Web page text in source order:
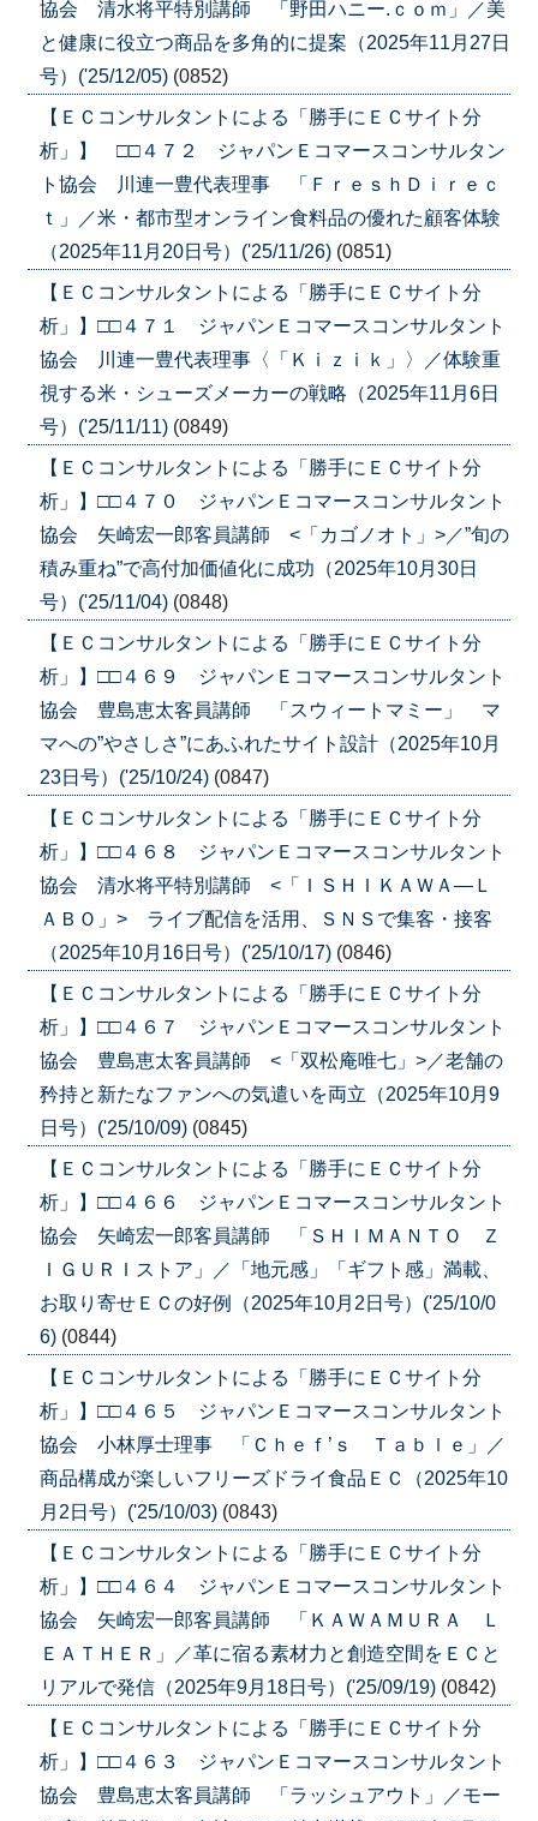
協会 清水将平特別講師 「野田ハニー.ｃｏｍ」／美
と健康に役立つ商品を多角的に提案（2025年11月27日
号）('25/12/05) (0852)
【ＥＣコンサルタントによる「勝手にＥＣサイト分
析」】 □□４７２ ジャパンＥコマースコンサルタン
ト協会 川連一豊代表理事 「ＦｒｅｓｈＤｉｒｅｃ
ｔ」／米・都市型オンライン食料品の優れた顧客体験
（2025年11月20日号）('25/11/26) (0851)
【ＥＣコンサルタントによる「勝手にＥＣサイト分
析」】□□４７１ ジャパンＥコマースコンサルタント
協会 川連一豊代表理事〈「Ｋｉｚｉｋ」〉／体験重
視する米・シューズメーカーの戦略（2025年11月6日
号）('25/11/11) (0849)
【ＥＣコンサルタントによる「勝手にＥＣサイト分
析」】□□４７０ ジャパンＥコマースコンサルタント
協会 矢崎宏一郎客員講師 <「カゴノオト」>／”旬の
積み重ね”で高付加価値化に成功（2025年10月30日
号）('25/11/04) (0848)
【ＥＣコンサルタントによる「勝手にＥＣサイト分
析」】□□４６９ ジャパンＥコマースコンサルタント
協会 豊島恵太客員講師 「スウィートマミー」 マ
マへの”やさしさ”にあふれたサイト設計（2025年10月
23日号）('25/10/24) (0847)
【ＥＣコンサルタントによる「勝手にＥＣサイト分
析」】□□４６８ ジャパンＥコマースコンサルタント
協会 清水将平特別講師 <「ＩＳＨＩＫＡＷＡ―Ｌ
ＡＢＯ」> ライブ配信を活用、ＳＮＳで集客・接客
（2025年10月16日号）('25/10/17) (0846)
【ＥＣコンサルタントによる「勝手にＥＣサイト分
析」】□□４６７ ジャパンＥコマースコンサルタント
協会 豊島恵太客員講師 <「双松庵唯七」>／老舗の
矜持と新たなファンへの気遣いを両立（2025年10月9
日号）('25/10/09) (0845)
【ＥＣコンサルタントによる「勝手にＥＣサイト分
析」】□□４６６ ジャパンＥコマースコンサルタント
協会 矢崎宏一郎客員講師 「ＳＨＩＭＡＮＴＯ Ｚ
ＩＧＵＲＩストア」／「地元感」「ギフト感」満載、
お取り寄せＥＣの好例（2025年10月2日号）('25/10/0
6) (0844)
【ＥＣコンサルタントによる「勝手にＥＣサイト分
析」】□□４６５ ジャパンＥコマースコンサルタント
協会 小林厚士理事 「Ｃｈｅｆ’ｓ Ｔａｂｌｅ」／
商品構成が楽しいフリーズドライ食品ＥＣ（2025年10
月2日号）('25/10/03) (0843)
【ＥＣコンサルタントによる「勝手にＥＣサイト分
析」】□□４６４ ジャパンＥコマースコンサルタント
協会 矢崎宏一郎客員講師 「ＫＡＷＡＭＵＲＡ Ｌ
ＥＡＴＨＥＲ」／革に宿る素材力と創造空間をＥＣと
リアルで発信（2025年9月18日号）('25/09/19) (0842)
【ＥＣコンサルタントによる「勝手にＥＣサイト分
析」】□□４６３ ジャパンＥコマースコンサルタント
協会 豊島恵太客員講師 「ラッシュアウト」／モー